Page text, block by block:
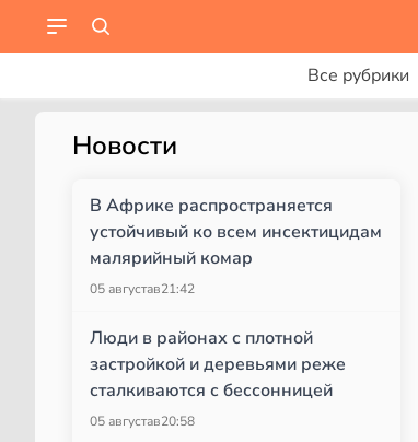
Все рубрики
Новости
В Африке распространяется
устойчивый ко всем инсектицидам
малярийный комар
05 августав21:42
Люди в районах с плотной
застройкой и деревьями реже
сталкиваются с бессонницей
05 августав20:58